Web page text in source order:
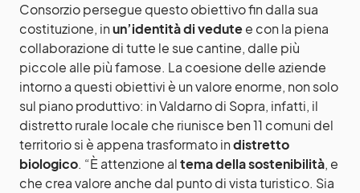
Consorzio persegue questo obiettivo fin dalla sua
costituzione, inun’identità di vedutee con la piena
collaborazione di tutte le sue cantine, dalle più
piccole alle più famose. La coesione delle aziende
intorno a questi obiettivi è un valore enorme, non solo
sul piano produttivo: in Valdarno di Sopra, infatti, il
distretto rurale locale che riunisce ben 11 comuni del
territorio si è appena trasformato indistretto
biologico. “È attenzione altema della sostenibilità, e
che crea valore anche dal punto di vista turistico. Sia